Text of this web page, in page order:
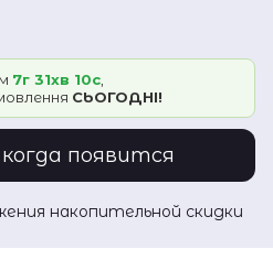
7г 31хв 10с
СЬОГОДНІ!
появится
накопительной скидки